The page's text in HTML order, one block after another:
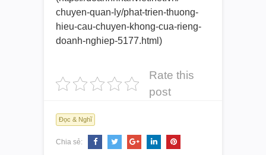
chuyen-quan-ly/phat-trien-thuong-
hieu-cau-chuyen-khong-cua-rieng-
doanh-nghiep-5177.html)
Rate this
post
Đọc & Nghĩ
Chia sẻ: